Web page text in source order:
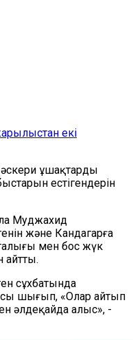
екі
ұшақтарды
естігендерін
Муджахид
және Кандагарға
мен бос жүк
айтты.
сұхбатында
шығып, «Олар айтып
әлдеқайда алыс», -